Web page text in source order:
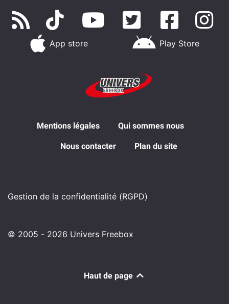
App store Play Store
Mentions légales Qui sommes nous
Nous contacter Plan du site
Gestion de la confidentialité (RGPD)
© 2005 - 2026 Univers Freebox
Haut de page